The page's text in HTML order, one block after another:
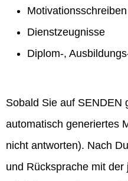
Motivationsschreiben
Dienstzeugnisse
Diplom-,
Sobald Sie auf SENDEN
automatisch generiertes
nicht antworten). Nach
und Rücksprache mit